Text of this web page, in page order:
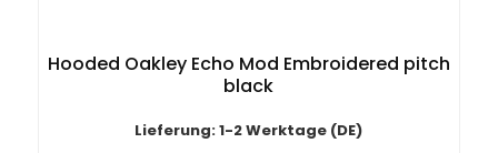
Hooded Oakley Echo Mod Embroidered pitch
black
Lieferung: 1-2 Werktage (DE)